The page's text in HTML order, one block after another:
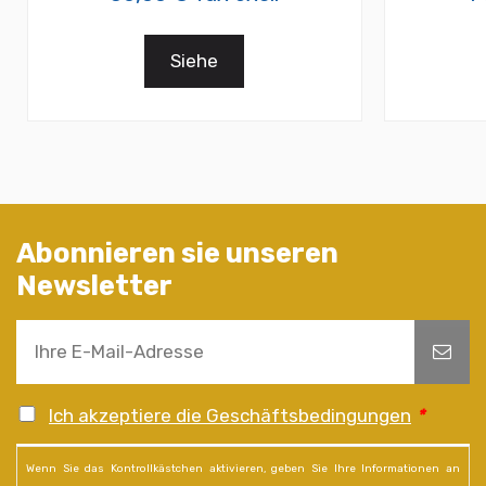
Siehe
Abonnieren sie unseren
Newsletter
Ich akzeptiere die Geschäftsbedingungen *
Wenn Sie das Kontrollkästchen aktivieren, geben Sie Ihre Informationen an